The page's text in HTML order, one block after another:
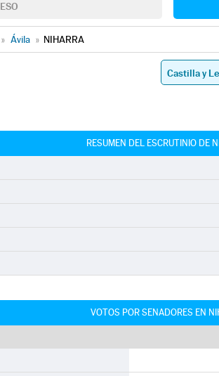
» Ávila » NIHARRA
RESUMEN DEL ESCRUTINIO DE
VOTOS POR SENADORES EN